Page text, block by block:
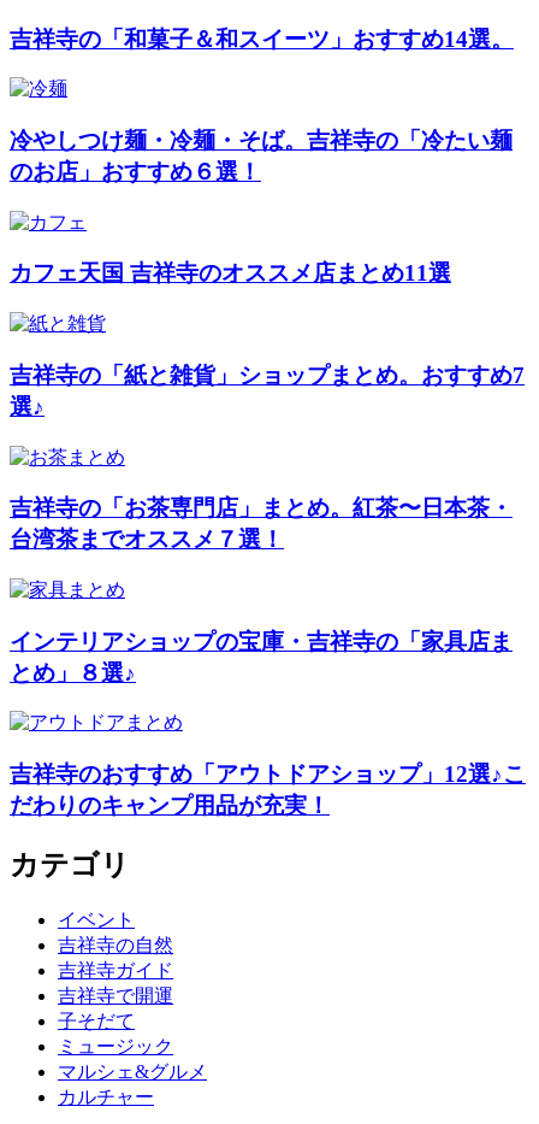
吉祥寺の「和菓子＆和スイーツ」おすすめ14選。
冷やしつけ麺・冷麺・そば。吉祥寺の「冷たい麺
のお店」おすすめ６選！
カフェ天国 吉祥寺のオススメ店まとめ11選
吉祥寺の「紙と雑貨」ショップまとめ。おすすめ7
選♪
吉祥寺の「お茶専門店」まとめ。紅茶〜日本茶・
台湾茶までオススメ７選！
インテリアショップの宝庫・吉祥寺の「家具店ま
とめ」８選♪
吉祥寺のおすすめ「アウトドアショップ」12選♪こ
だわりのキャンプ用品が充実！
カテゴリ
イベント
吉祥寺の自然
吉祥寺ガイド
吉祥寺で開運
子そだて
ミュージック
マルシェ&グルメ
カルチャー